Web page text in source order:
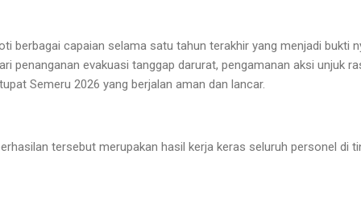
berbagai capaian selama satu tahun terakhir yang menjadi bukti
penanganan evakuasi tanggap darurat, pengamanan aksi unjuk
Semeru 2026 yang berjalan aman dan lancar.
tersebut merupakan hasil kerja keras seluruh personel di